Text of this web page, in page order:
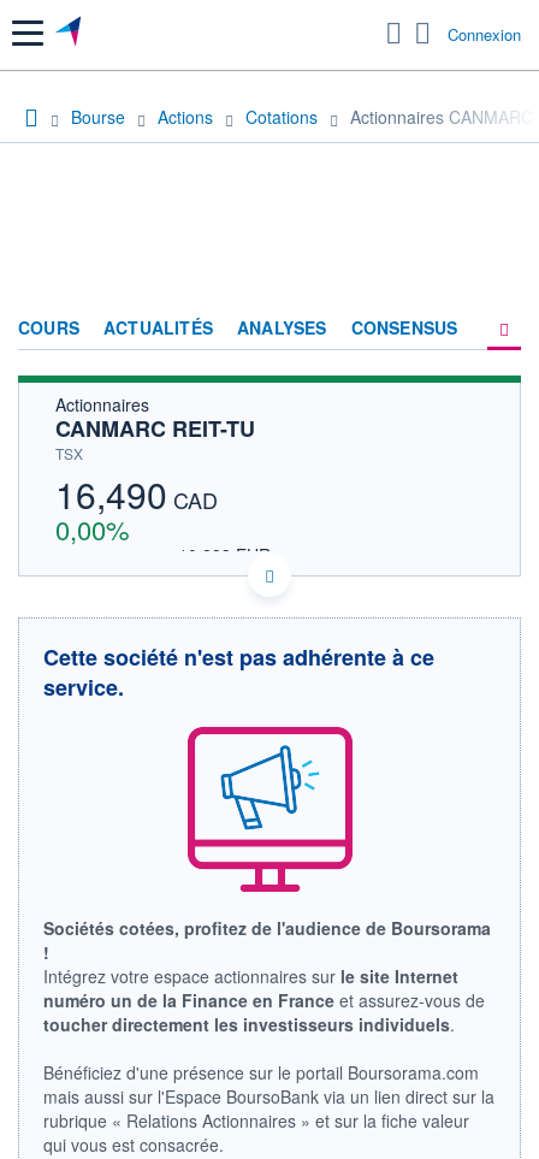
Menu Connexion
Bourse Actions Cotations Actionnaires CANMARC
COURS ACTUALITÉS ANALYSES CONSENSUS
Actionnaires
CANMARC REIT-TU
TSX
16,490 CAD
0,00%
10,233 EUR
DONNÉES TEMPS DIFFÉRÉ
Cotation sur les autres places
16,490
+ BAS
0,000
CAPITAL ÉCHANGÉ
0,00%
DERNIER ÉCHANGE
05.03.12 / 21:54:15
LIMITE À LA
BAISSE
LIMITE À LA
HAUSSE
RENDEMENT
ESTIMÉ 2026
-
PER ESTIMÉ
2026
-
DERNIER
DIVIDENDE
0,00 CAD
DATE
DERNIER
DIVIDENDE
-
PROCHAIN
Cette société n'est pas adhérente à ce
service.
Sociétés cotées, profitez de l'audience de Boursorama
!
Intégrez votre espace actionnaires sur le site Internet
numéro un de la Finance en France et assurez-vous de
toucher directement les investisseurs individuels.
Bénéficiez d'une présence sur le portail Boursorama.com
mais aussi sur l'Espace BoursoBank via un lien direct sur la
rubrique « Relations Actionnaires » et sur la fiche valeur
qui vous est consacrée.